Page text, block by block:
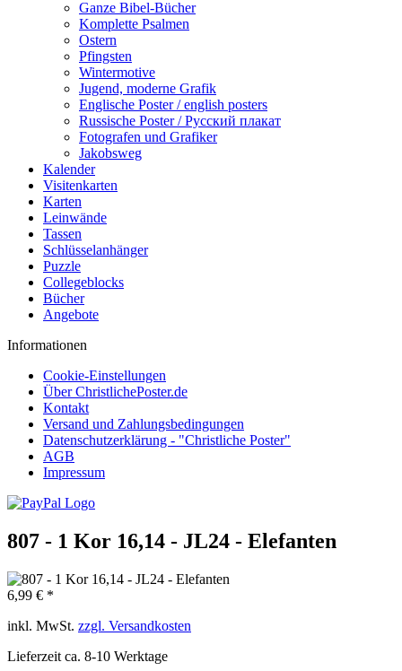
Ganze Bibel-Bücher
Komplette Psalmen
Ostern
Pfingsten
Wintermotive
Jugend, moderne Grafik
Englische Poster / english posters
Russische Poster / Русский плакат
Fotografen und Grafiker
Jakobsweg
Kalender
Visitenkarten
Karten
Leinwände
Tassen
Schlüsselanhänger
Puzzle
Collegeblocks
Bücher
Angebote
Informationen
Cookie-Einstellungen
Über ChristlichePoster.de
Kontakt
Versand und Zahlungsbedingungen
Datenschutzerklärung - "Christliche Poster"
AGB
Impressum
807 - 1 Kor 16,14 - JL24 - Elefanten
6,99 € *
inkl. MwSt. zzgl. Versandkosten
Lieferzeit ca. 8-10 Werktage